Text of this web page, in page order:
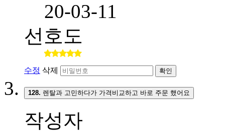
20-03-11
선호도
수정 삭제 확인
128. 렌탈과 고민하다가 가격비교하고 바로 주문 했어요
작성자